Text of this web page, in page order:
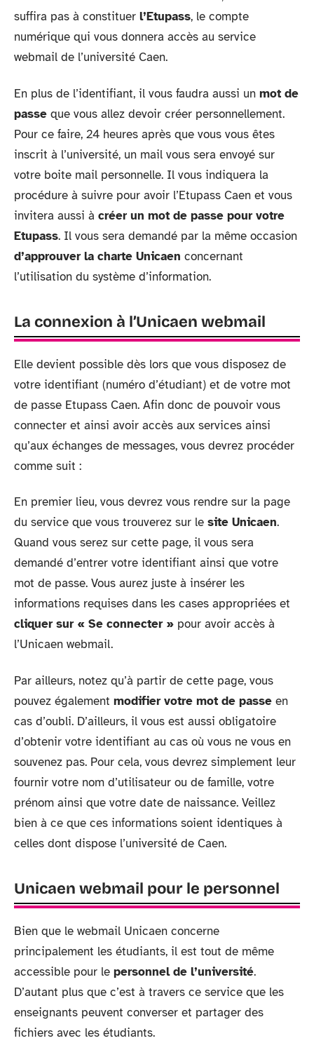
suffira pas à constituer l’Etupass, le compte
numérique qui vous donnera accès au service
webmail de l’université Caen.
En plus de l’identifiant, il vous faudra aussi un mot de
passe que vous allez devoir créer personnellement.
Pour ce faire, 24 heures après que vous vous êtes
inscrit à l’université, un mail vous sera envoyé sur
votre boite mail personnelle. Il vous indiquera la
procédure à suivre pour avoir l’Etupass Caen et vous
invitera aussi à créer un mot de passe pour votre
Etupass. Il vous sera demandé par la même occasion
d’approuver la charte Unicaen concernant
l’utilisation du système d’information.
La connexion à l’Unicaen webmail
Elle devient possible dès lors que vous disposez de
votre identifiant (numéro d’étudiant) et de votre mot
de passe Etupass Caen. Afin donc de pouvoir vous
connecter et ainsi avoir accès aux services ainsi
qu’aux échanges de messages, vous devrez procéder
comme suit :
En premier lieu, vous devrez vous rendre sur la page
du service que vous trouverez sur le site Unicaen.
Quand vous serez sur cette page, il vous sera
demandé d’entrer votre identifiant ainsi que votre
mot de passe. Vous aurez juste à insérer les
informations requises dans les cases appropriées et
cliquer sur « Se connecter » pour avoir accès à
l’Unicaen webmail.
Par ailleurs, notez qu’à partir de cette page, vous
pouvez également modifier votre mot de passe en
cas d’oubli. D’ailleurs, il vous est aussi obligatoire
d’obtenir votre identifiant au cas où vous ne vous en
souvenez pas. Pour cela, vous devrez simplement leur
fournir votre nom d’utilisateur ou de famille, votre
prénom ainsi que votre date de naissance. Veillez
bien à ce que ces informations soient identiques à
celles dont dispose l’université de Caen.
Unicaen webmail pour le personnel
Bien que le webmail Unicaen concerne
principalement les étudiants, il est tout de même
accessible pour le personnel de l’université.
D’autant plus que c’est à travers ce service que les
enseignants peuvent converser et partager des
fichiers avec les étudiants.